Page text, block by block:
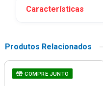
Características
Produtos Relacionados
COMPRE JUNTO